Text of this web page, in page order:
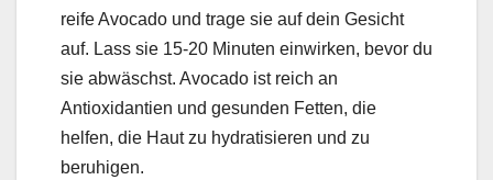
reife Avocado und trage sie auf dein Gesicht
auf. Lass sie 15-20 Minuten einwirken, bevor du
sie abwäschst. Avocado ist reich an
Antioxidantien und gesunden Fetten, die
helfen, die Haut zu hydratisieren und zu
beruhigen.